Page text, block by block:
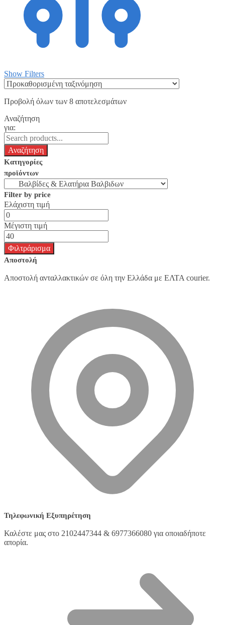
Show Filters
Προβολή όλων των 8 αποτελεσμάτων
Αναζήτηση
για:
Κατηγορίες
προϊόντων
Filter by price
Ελάχιστη τιμή
Μέγιστη τιμή
Φιλτράρισμα
Αποστολή
Αποστολή ανταλλακτικών σε όλη την Ελλάδα με ΕΛΤΑ courier.
Τηλεφωνική Εξυπηρέτηση
Καλέστε μας στο 2102447344 & 6977366080 για οποιαδήποτε
απορία.